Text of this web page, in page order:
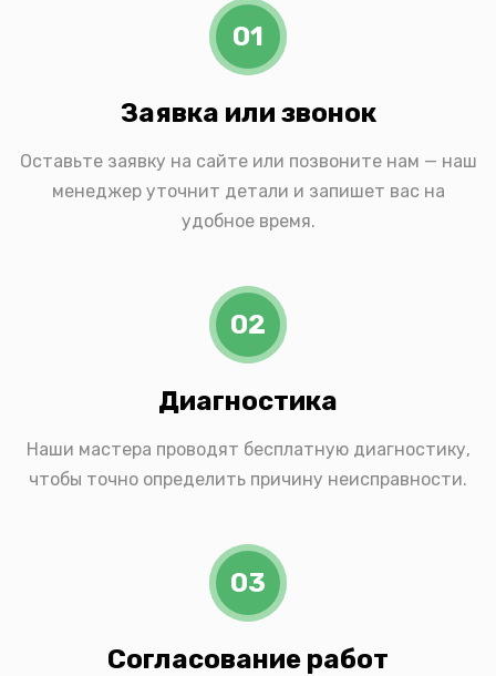
01
Заявка или звонок
Оставьте заявку на сайте или позвоните нам — наш
менеджер уточнит детали и запишет вас на
удобное время.
02
Диагностика
Наши мастера проводят бесплатную диагностику,
чтобы точно определить причину неисправности.
03
Согласование работ